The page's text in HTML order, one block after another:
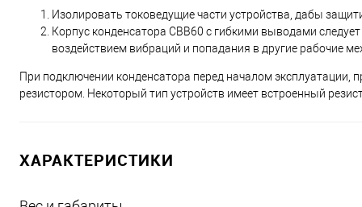
Изолировать токоведущие части устройства, дабы
Корпус конденсатора СВВ60 с гибкими выводами
воздействием вибраций и попадания в другие рабочие
При подключении конденсатора перед началом эксплуатации,
резистором. Некоторый тип устройств имеет встроенный
ХАРАКТЕРИСТИКИ